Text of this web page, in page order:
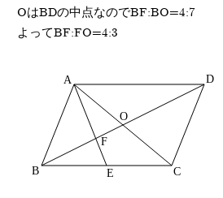
OはBDの中点なのでBF:BO=4:7
よってBF:FO=4:3